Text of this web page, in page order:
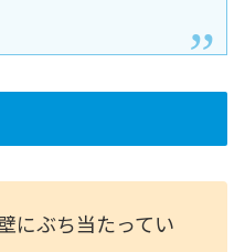
にぶち当たってい